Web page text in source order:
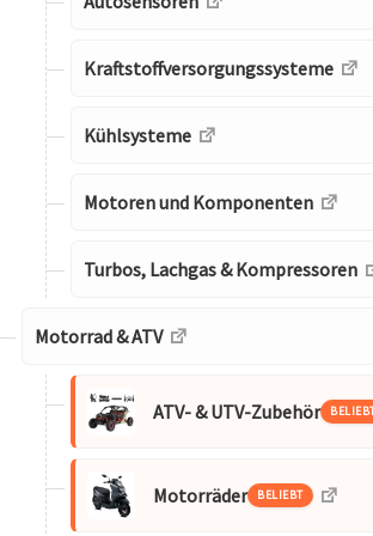
Kraftstoffversorgungssysteme
Kühlsysteme
Motoren und Komponenten
Turbos, Lachgas & Kompressoren
Motorrad & ATV
ATV- & UTV-Zubehör
Motorräder BELIEBT